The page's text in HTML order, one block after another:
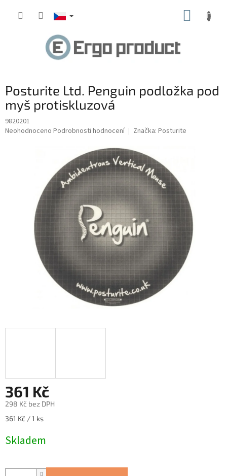
Posturite Ltd. Penguin podložka pod
myš protiskluzová
9820201
Průměrné
Neohodnoceno Podrobnosti hodnocení Značka: Posturite
361 Kč
298 Kč bez DPH
Měrná
361 Kč / 1 ks
Skladem